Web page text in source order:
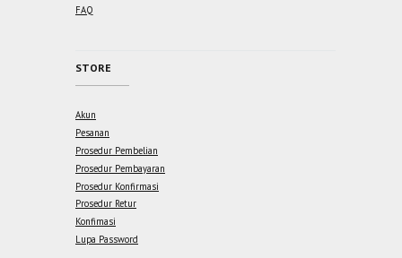
FAQ
STORE
Akun
Pesanan
Prosedur Pembelian
Prosedur Pembayaran
Prosedur Konfirmasi
Prosedur Retur
Konfimasi
Lupa Password